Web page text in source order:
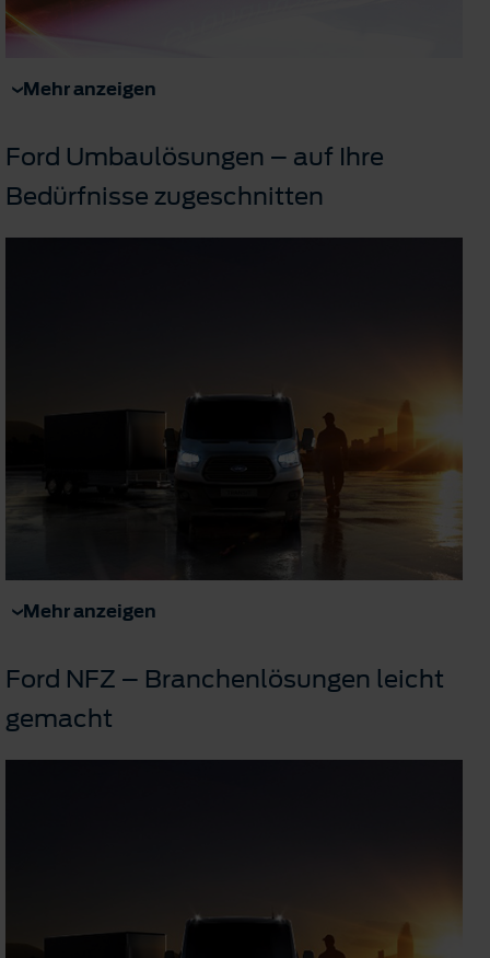
Mehr anzeigen
Ford Umbaulösungen – auf Ihre
Bedürfnisse zugeschnitten
Mehr anzeigen
Ford NFZ – Branchenlösungen leicht
gemacht